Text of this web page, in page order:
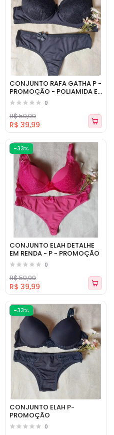
CONJUNTO RAFA GATHA P -
PROMOÇÃO - POLIAMIDA E
RENDA
0
R$ 39,99
R$ 59,99
-33%
CONJUNTO ELAH DETALHE
EM RENDA - P - PROMOÇÃO
0
R$ 39,99
R$ 59,99
-33%
CONJUNTO ELAH P-
PROMOÇÃO
0